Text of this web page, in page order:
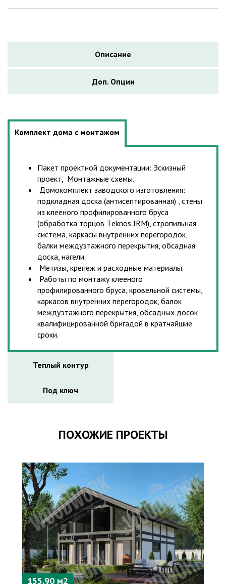
Описание
Доп. Опции
Комплект дома с монтажом
Пакет проектной документации: Эскизный
проект, Монтажные схемы.
Домокомплект заводского изготовления:
подкладная доска (антисептированная) , стены
из клееного профилированного бруса
(обработка торцов Тeknos JRM), стропильная
система, каркасы внутренних перегородок,
балки междуэтажного перекрытия, обсадная
доска, нагели.
Метизы, крепеж и расходные материалы.
Работы по монтажу клееного
профилированного бруса, кровельной системы,
каркасов внутренних перегородок, балок
междуэтажного перекрытия, обсадных досок
квалифицированной бригадой в кратчайшие
сроки.
Теплый контур
Под ключ
ПОХОЖИЕ ПРОЕКТЫ
155.90 м2